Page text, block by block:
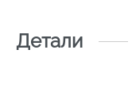
Детали